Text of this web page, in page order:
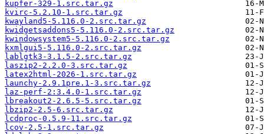
kupfer-329-1.src.tar.gz
kvirc-5.2.10-1.src.tar.gz
kwayland5-5.116.0-2.src.tar.gz
kwidgetsaddons5-5.116.0-2.src.tar.gz
kwindowsystem5-5.116.0-2.src.tar.gz
kxmlgui5-5.116.0-2.src.tar.gz
lablgtk3-3.1.5-2.src.tar.gz
laszip2-2.2.0-3.src.tar.gz
latex2html-2026-1.src.tar.gz
launchy-2.9.1pre.1-3.src.tar.gz
laz-perf-2:3.4.0-1.src.tar.gz
lbreakout2-2.6.5-5.src.tar.gz
lbzip2-2.5-6.src.tar.gz
lcdproc-0.5.9-11.src.tar.gz
lcov-2.5-1.src.tar.gz